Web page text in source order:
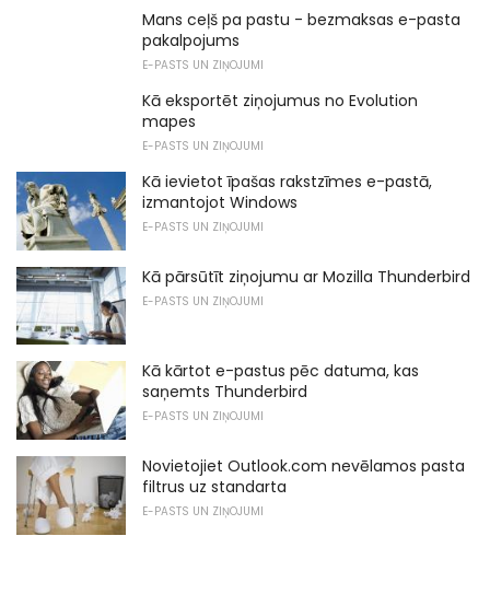
Mans ceļš pa pastu - bezmaksas e-pasta
pakalpojums
E-PASTS UN ZIŅOJUMI
Kā eksportēt ziņojumus no Evolution
mapes
E-PASTS UN ZIŅOJUMI
Kā ievietot īpašas rakstzīmes e-pastā,
izmantojot Windows
E-PASTS UN ZIŅOJUMI
Kā pārsūtīt ziņojumu ar Mozilla Thunderbird
E-PASTS UN ZIŅOJUMI
Kā kārtot e-pastus pēc datuma, kas
saņemts Thunderbird
E-PASTS UN ZIŅOJUMI
Novietojiet Outlook.com nevēlamos pasta
filtrus uz standarta
E-PASTS UN ZIŅOJUMI